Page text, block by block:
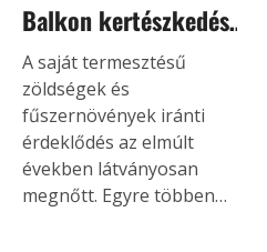
Balkon kertészkedés
vagy magaságyás?
Helytakarékos
kertészkedés
A saját termesztésű
zöldségek és
fűszernövények iránti
érdeklődés az elmúlt
években látványosan
megnőtt. Egyre többen